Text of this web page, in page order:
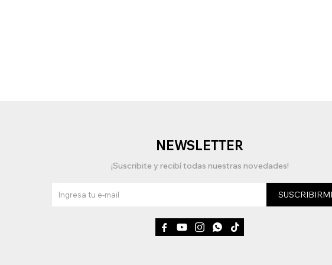
NEWSLETTER
¡Suscribite y recibí todas nuestras novedades!
    